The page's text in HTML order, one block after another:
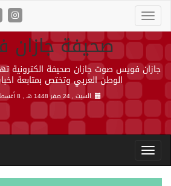
صحيفة
جازان فويس صوت جازان صحيفة الكترونية
الوطن العربي وتختص بمتابعة
السبت , 24 صفر 1448 هـ , 8 أغسطس 2026 م